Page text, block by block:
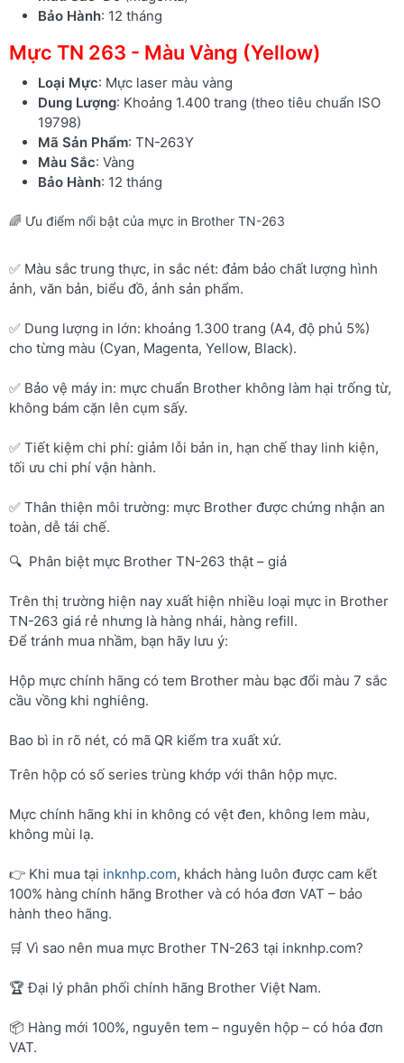
Bảo Hành: 12 tháng
Mực TN 263 - Màu Vàng (Yellow)
Loại Mực: Mực laser màu vàng
Dung Lượng: Khoảng 1.400 trang (theo tiêu chuẩn ISO
19798)
Mã Sản Phẩm: TN-263Y
Màu Sắc: Vàng
Bảo Hành: 12 tháng
🌈 Ưu điểm nổi bật của mực in Brother TN-263
✅ Màu sắc trung thực, in sắc nét: đảm bảo chất lượng hình
ảnh, văn bản, biểu đồ, ảnh sản phẩm.
✅ Dung lượng in lớn: khoảng 1.300 trang (A4, độ phủ 5%)
cho từng màu (Cyan, Magenta, Yellow, Black).
✅ Bảo vệ máy in: mực chuẩn Brother không làm hại trống từ,
không bám cặn lên cụm sấy.
✅ Tiết kiệm chi phí: giảm lỗi bản in, hạn chế thay linh kiện,
tối ưu chi phí vận hành.
✅ Thân thiện môi trường: mực Brother được chứng nhận an
toàn, dễ tái chế.
🔍 Phân biệt mực Brother TN-263 thật – giả
Trên thị trường hiện nay xuất hiện nhiều loại mực in Brother
TN-263 giá rẻ nhưng là hàng nhái, hàng refill.
Để tránh mua nhầm, bạn hãy lưu ý:
Hộp mực chính hãng có tem Brother màu bạc đổi màu 7 sắc
cầu vồng khi nghiêng.
Bao bì in rõ nét, có mã QR kiểm tra xuất xứ.
Trên hộp có số series trùng khớp với thân hộp mực.
Mực chính hãng khi in không có vệt đen, không lem màu,
không mùi lạ.
👉 Khi mua tại inknhp.com, khách hàng luôn được cam kết
100% hàng chính hãng Brother và có hóa đơn VAT – bảo
hành theo hãng.
🛒 Vì sao nên mua mực Brother TN-263 tại inknhp.com?
🏆 Đại lý phân phối chính hãng Brother Việt Nam.
📦 Hàng mới 100%, nguyên tem – nguyên hộp – có hóa đơn
VAT.